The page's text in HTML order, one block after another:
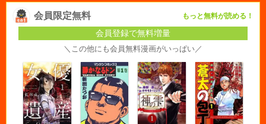
会員限定無料 もっと無料が読める！
会員登録で無料増量
＼この他にも会員無料漫画がいっぱい／